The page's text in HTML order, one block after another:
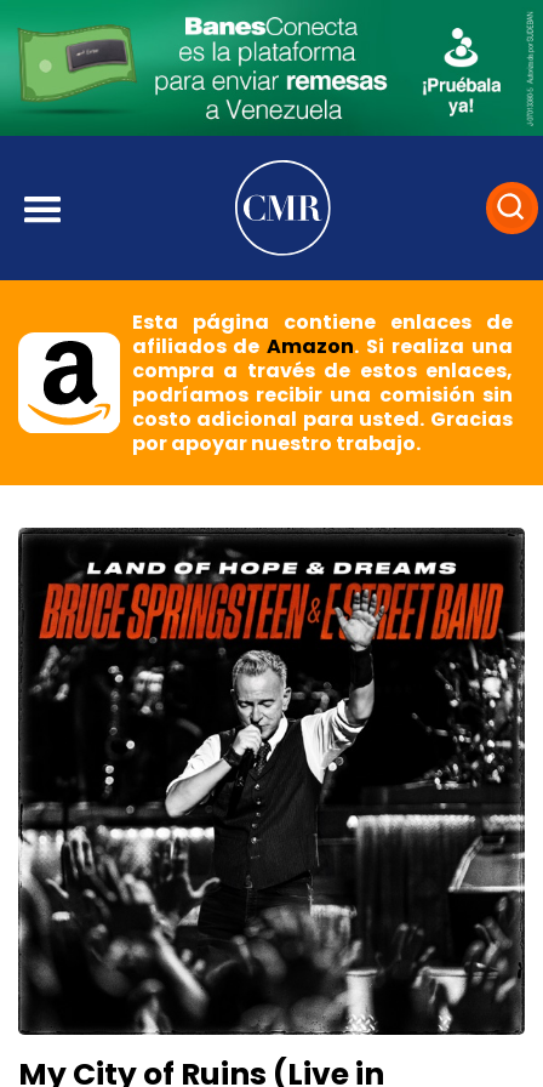
Esta página contiene enlaces de
afiliados deAmazon. Si realiza una
compra a través de estos enlaces,
podríamos recibir una comisión sin
costo adicional para usted. Gracias
por apoyar nuestro trabajo.
My City of Ruins (Live in